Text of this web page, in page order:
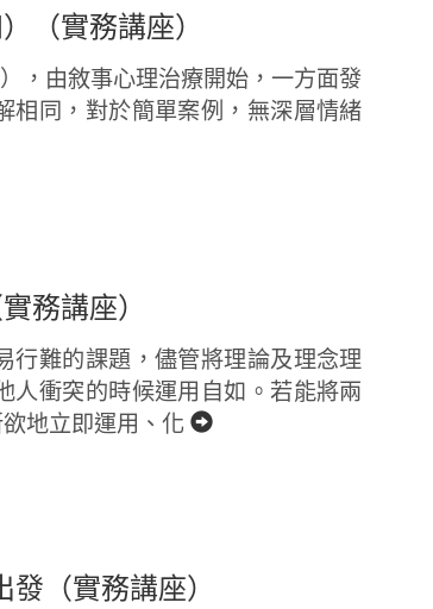
（實務講座）
，由敘事心理治療開始，一方面發
相同，對於簡單案例，無深層情緒
務講座）
行難的課題，儘管將理論及理念理
人衝突的時候運用自如。若能將兩
地立即運用、化
（實務講座）